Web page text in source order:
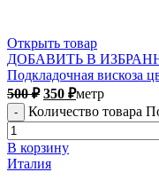
Открыть товар
ДОБАВИТЬ В
Подкладочная вискоза
500₽ 350 ₽метр
Количество товара
В корзину
Италия